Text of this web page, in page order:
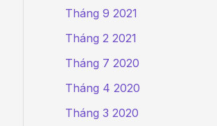
Tháng 9 2021
Tháng 2 2021
Tháng 7 2020
Tháng 4 2020
Tháng 3 2020